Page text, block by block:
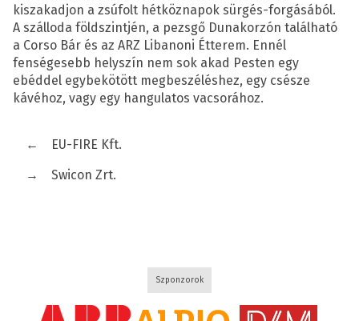
kiszakadjon a zsúfolt hétköznapok sürgés-forgásából.
A szálloda földszintjén, a pezsgő Dunakorzón található
a Corso Bár és az ARZ Libanoni Étterem. Ennél
fenségesebb helyszín nem sok akad Pesten egy
ebéddel egybekötött megbeszéléshez, egy csésze
kávéhoz, vagy egy hangulatos vacsorához.
←
EU-FIRE Kft.
→
Swicon Zrt.
Szponzorok